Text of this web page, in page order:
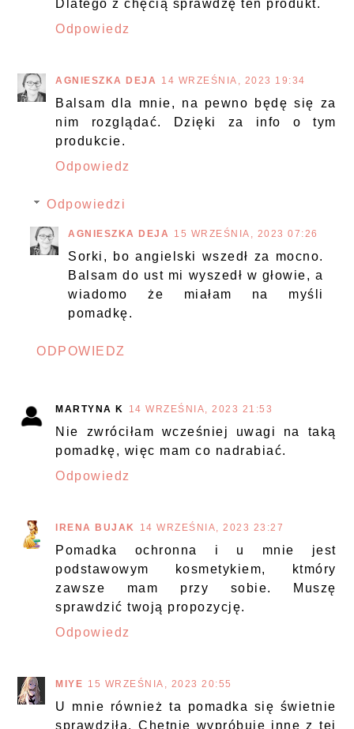
Dlatego z chęcią sprawdzę ten produkt.
Odpowiedz
AGNIESZKA DEJA 14 WRZEŚNIA, 2023 19:34
Balsam dla mnie, na pewno będę się za
nim rozglądać. Dzięki za info o tym
produkcie.
Odpowiedz
Odpowiedzi
AGNIESZKA DEJA 15 WRZEŚNIA, 2023 07:26
Sorki, bo angielski wszedł za mocno.
Balsam do ust mi wyszedł w głowie, a
wiadomo że miałam na myśli
pomadkę.
ODPOWIEDZ
MARTYNA K 14 WRZEŚNIA, 2023 21:53
Nie zwróciłam wcześniej uwagi na taką
pomadkę, więc mam co nadrabiać.
Odpowiedz
IRENA BUJAK 14 WRZEŚNIA, 2023 23:27
Pomadka ochronna i u mnie jest
podstawowym kosmetykiem, ktmóry
zawsze mam przy sobie. Muszę
sprawdzić twoją propozycję.
Odpowiedz
MIYE 15 WRZEŚNIA, 2023 20:55
U mnie również ta pomadka się świetnie
sprawdziła. Chętnie wypróbuję inne z tej